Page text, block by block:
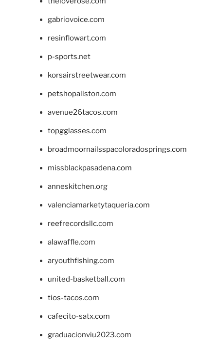
gabriovoice.com
resinflowart.com
p-sports.net
korsairstreetwear.com
petshopallston.com
avenue26tacos.com
topgglasses.com
broadmoornailsspacoloradosprings.com
missblackpasadena.com
anneskitchen.org
valenciamarketytaqueria.com
reefrecordsllc.com
alawaffle.com
aryouthfishing.com
united-basketball.com
tios-tacos.com
cafecito-satx.com
graduacionviu2023.com